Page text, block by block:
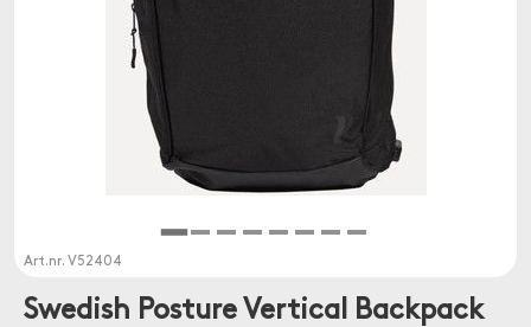
Art.nr. V52404
Swedish Posture Vertical Backpack